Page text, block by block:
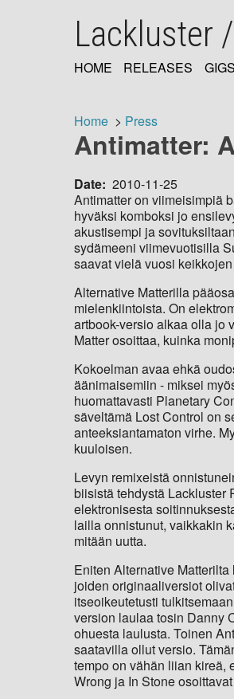
Lackluster
NAVIGATION
HOME RELEASES GIGS
Breadcrumb
Home Press
Antimatter:
Date 2010-11-25
Antimatter on viimeisimpiä
hyväksi komboksi jo
akustisempi ja
sydämeeni viimevuotisilla
saavat vielä vuosi
Alternative Matterilla
mielenkiintoista. On
artbook-versio alkaa olla jo
Matter osoittaa, kuinka
Kokoelman avaa ehkä
äänimaisemiin - miksei
huomattavasti Planetary
säveltämä Lost Control on
anteeksiantamaton virhe.
kuuloisen.
Levyn remixeistä
biisistä tehdystä Lackluster
elektronisesta
lailla onnistunut, vaikkakin
mitään uutta.
Eniten Alternative
joiden originaaliversiot
itseoikeutetusti
version laulaa tosin Danny
ohuesta laulusta. Toinen
saatavilla ollut versio.
tempo on vähän liian kireä,
Wrong ja In Stone